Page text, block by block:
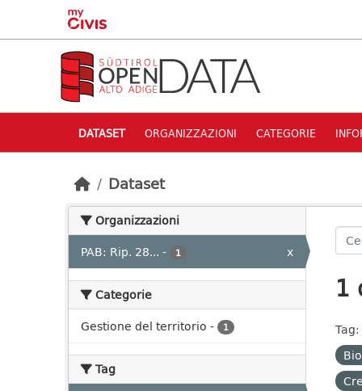
Skip to main content
DATASET ORGANIZZAZIONI CATEGORIE
Dataset
Organizzazioni
PAB: Rip. 28... - 1 x
Categorie
Gestione del territorio - 1
Tag
1
Tag: